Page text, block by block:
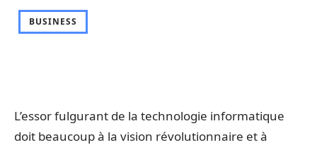
BUSINESS
L’essor fulgurant de la technologie informatique
doit beaucoup à la vision révolutionnaire et à